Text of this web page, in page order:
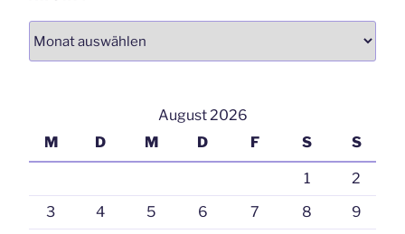
August 2026
M
D M D F S S
1
2
3
4 5 6 7 8 9